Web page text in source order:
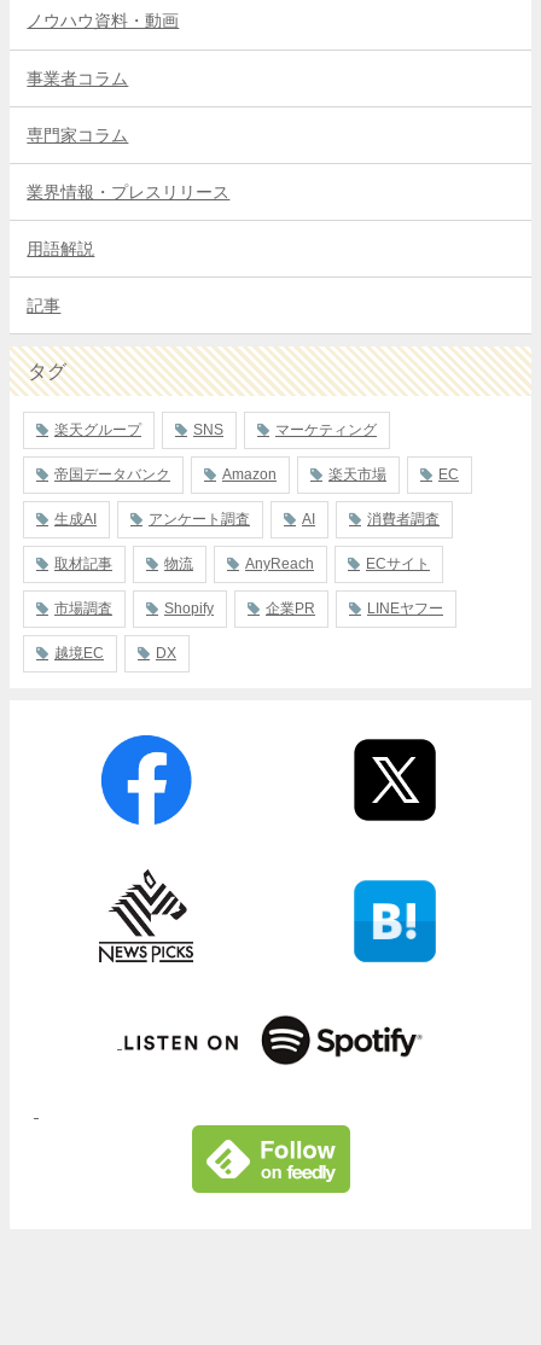
ノウハウ資料・動画
事業者コラム
専門家コラム
業界情報・プレスリリース
用語解説
記事
タグ
楽天グループ SNS マーケティング
帝国データバンク Amazon 楽天市場 EC
生成AI アンケート調査 AI 消費者調査
取材記事 物流 AnyReach ECサイト
市場調査 Shopify 企業PR LINEヤフー
越境EC DX